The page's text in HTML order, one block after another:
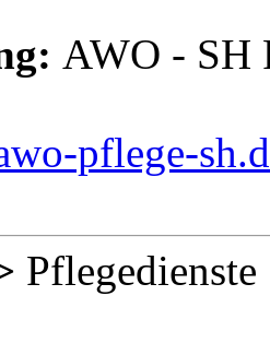
AWO - SH
pflege-
Pflegedienste